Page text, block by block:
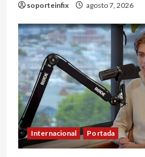
soporteinfix agosto 7, 2026
Internacional Portada